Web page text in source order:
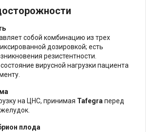
собой комбинацию из трех
дозировкой; есть
резистентности.
вирусной нагрузки пациента
на ЦНС, принимая Tafegra перед
плода